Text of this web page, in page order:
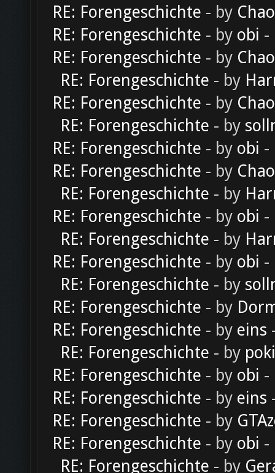
RE: Forengeschichte - by
RE: Forengeschichte - by obi -
RE: Forengeschichte - by
RE: Forengeschichte - by
RE: Forengeschichte - by
RE: Forengeschichte - by
RE: Forengeschichte - by obi -
RE: Forengeschichte - by
RE: Forengeschichte - by
RE: Forengeschichte - by obi -
RE: Forengeschichte - by
RE: Forengeschichte - by obi -
RE: Forengeschichte - by
RE: Forengeschichte - by
RE: Forengeschichte - by eins
RE: Forengeschichte - by
RE: Forengeschichte - by obi -
RE: Forengeschichte - by eins
RE: Forengeschichte - by
RE: Forengeschichte - by obi -
RE: Forengeschichte - by